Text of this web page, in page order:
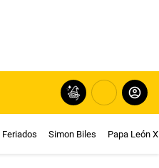
Feriados Simon Biles Papa León